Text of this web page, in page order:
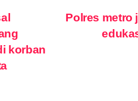
Polres metro
korban